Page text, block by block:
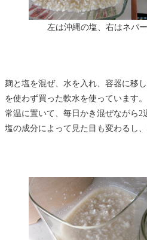
左は沖縄の塩、右はネパ
麹と塩を混ぜ、水を入れ、容器に移
を使わず買った軟水を使っています。
常温に置いて、毎日かき混ぜながら2
塩の成分によって見た目も変わるし